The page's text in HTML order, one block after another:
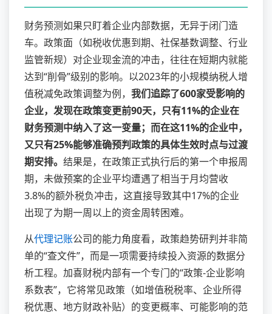
财务预测如果只盯着企业内部数据，无异于闭门造
车。政策面（如税收优惠到期、社保基数调整、行业
监管新规）对企业现金流的冲击，往往在短期内就能
达到“削骨”级别的影响。以2023年的小规模纳税人增
值税减免政策调整为例， 我们追踪了600家受影响的
企业，发现在政策变更前90天，只有11%的企业在
财务预测中纳入了这一变量；而在这11%的企业中，
又只有25%能够准确预判政策的具体生效时点与过渡
期安排。 结果是，在政策正式执行后的第一个申报周
期，未做预案的企业平均遭遇了相当于月均营收
3.8%的额外税负冲击，这直接导致其中17%的企业
出现了为期一周以上的资金周转困难。
从代理记账公司的能力角度看，政策趋势研判并非简
单的“查文件”，而是一项需要持续投入资源的数据分
析工程。加喜财税内部有一个专门的“政策-企业影响
系数表”，它将常见政策（如增值税税率、企业所得
税优惠、地方财政补贴）的变更概率、可能影响的范